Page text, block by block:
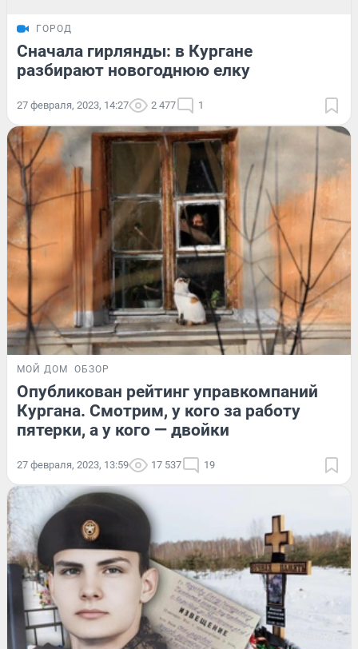
ГОРОД
Сначала гирлянды: в Кургане
разбирают новогоднюю елку
27 февраля, 2023, 14:27 2 477 1
МОЙ ДОМ ОБЗОР
Опубликован рейтинг управкомпаний
Кургана. Смотрим, у кого за работу
пятерки, а у кого — двойки
27 февраля, 2023, 13:59 17 537 19